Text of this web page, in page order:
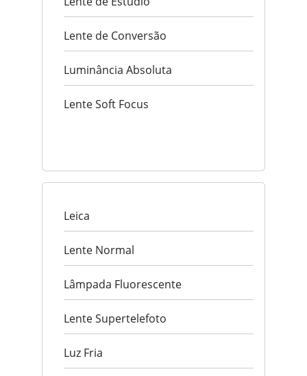
Lente de Conversão
Luminância Absoluta
Lente Soft Focus
Leica
Lente Normal
Lâmpada Fluorescente
Lente Supertelefoto
Luz Fria